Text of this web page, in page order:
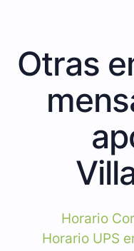
Otras
Horario
Horario UPS